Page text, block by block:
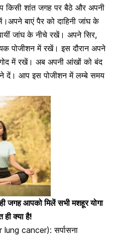
शांत जगह पर बैठे और अपनी
बाएं पैर को दाहिनी जांघ के
जांघ के नीचे रखें। अपने सिर,
पोजीशन में रखें। इस दौरान अपने
में रखें। अब अपनी आंखों को बंद
दें। आप इस पोजीशन में लम्बे समय
आपको मिलें सभी मशहूर योगा
क्या है!
cancer): सर्पासना